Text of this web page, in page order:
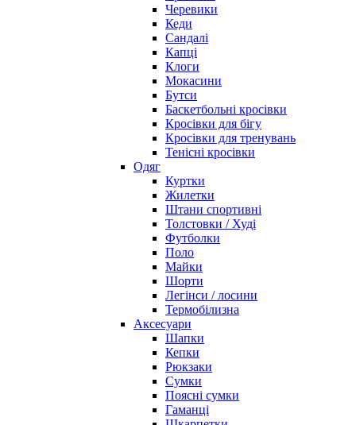
Черевики
Кеди
Сандалі
Капці
Клоги
Мокасини
Бутси
Баскетбольні кросівки
Кросівки для бігу
Кросівки для тренувань
Тенісні кросівки
Одяг
Куртки
Жилетки
Штани спортивні
Толстовки / Худі
Футболки
Поло
Майки
Шорти
Легінси / лосини
Термобілизна
Аксесуари
Шапки
Кепки
Рюкзаки
Сумки
Поясні сумки
Гаманці